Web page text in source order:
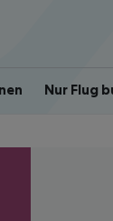
Nur Flug